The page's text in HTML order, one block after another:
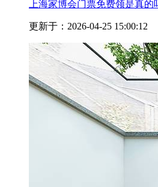
上海家博会门票免费领是真
更新于：2026-04-25 15:00:12